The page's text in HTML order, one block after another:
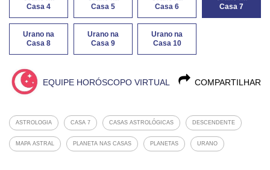
Casa 4
Casa 5
Casa 6
Casa 7
Urano na
Casa 8
Urano na
Casa 9
Urano na
Casa 10
COMPARTILHAR
EQUIPE HORÓSCOPO VIRTUAL
ASTROLOGIA CASA 7 CASAS ASTROLÓGICAS DESCENDENTE
MAPA ASTRAL PLANETA NAS CASAS PLANETAS URANO